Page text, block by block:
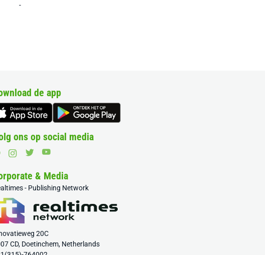
-
de app
ons op social media
& Media
- Publishing Network
20C
CD, Doetinchem, Netherlands